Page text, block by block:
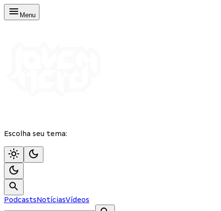
Menu
Escolha seu tema:
PodcastsNotíciasVídeos